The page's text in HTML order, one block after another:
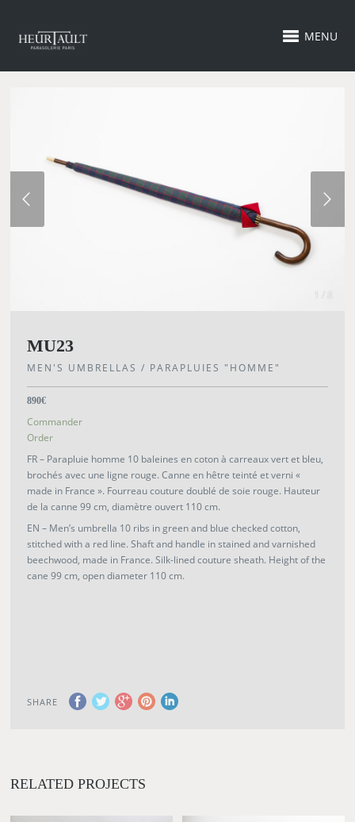
MENU
1 / 8
MU23
MEN'S UMBRELLAS / PARAPLUIES "HOMME"
890€
Commander
Order
FR – Parapluie homme 10 baleines en coton à carreaux vert et bleu,
brochés avec une ligne rouge. Canne en hêtre teinté et verni «
made in France ». Fourreau couture doublé de soie rouge. Hauteur
de la canne 99 cm, diamètre ouvert 110 cm.
EN – Men’s umbrella 10 ribs in green and blue checked cotton,
stitched with a red line. Shaft and handle in stained and varnished
beechwood, made in France. Silk-lined couture sheath. Height of the
cane 99 cm, open diameter 110 cm.
SHARE
RELATED PROJECTS